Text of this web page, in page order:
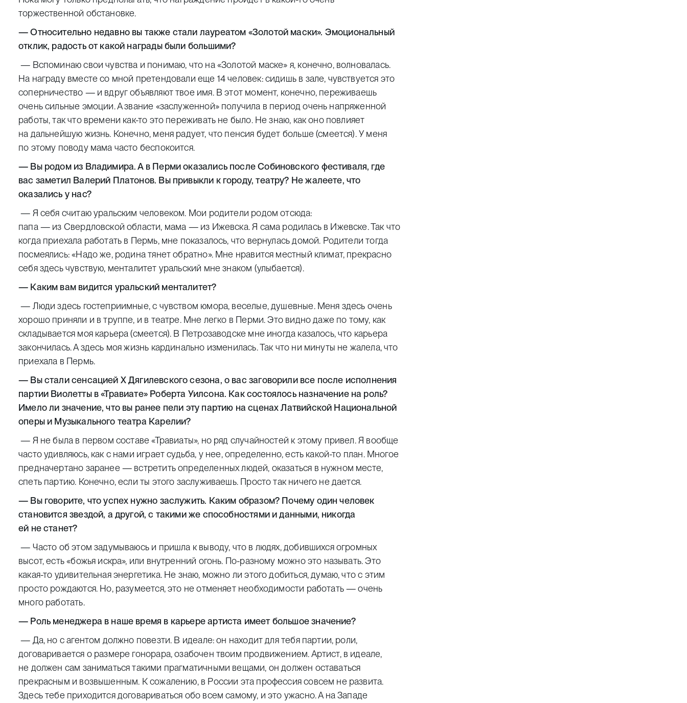
торжественной обстановке.
— Относительно недавно вы также стали лауреатом «Золотой маски». Эмоциональный
отклик, радость от какой награды были большими?
— Вспоминаю свои чувства и понимаю, что на «Золотой маске» я, конечно, волновалась.
На награду вместе со мной претендовали еще 14 человек: сидишь в зале, чувствуется это
соперничество — и вдруг объявляют твое имя. В этот момент, конечно, переживаешь
очень сильные эмоции. А звание «заслуженной» получила в период очень напряженной
работы, так что времени как-то это переживать не было. Не знаю, как оно повлияет
на дальнейшую жизнь. Конечно, меня радует, что пенсия будет больше (смеется). У меня
по этому поводу мама часто беспокоится.
— Вы родом из Владимира. А в Перми оказались после Собиновского фестиваля, где
вас заметил Валерий Платонов. Вы привыкли к городу, театру? Не жалеете, что
оказались у нас?
— Я себя считаю уральским человеком. Мои родители родом отсюда:
папа — из Свердловской области, мама — из Ижевска. Я сама родилась в Ижевске. Так что
когда приехала работать в Пермь, мне показалось, что вернулась домой. Родители тогда
посмеялись: «Надо же, родина тянет обратно». Мне нравится местный климат, прекрасно
себя здесь чувствую, менталитет уральский мне знаком (улыбается).
— Каким вам видится уральский менталитет?
— Люди здесь гостеприимные, с чувством юмора, веселые, душевные. Меня здесь очень
хорошо приняли и в труппе, и в театре. Мне легко в Перми. Это видно даже по тому, как
складывается моя карьера (смеется). В Петрозаводске мне иногда казалось, что карьера
закончилась. А здесь моя жизнь кардинально изменилась. Так что ни минуты не жалела, что
приехала в Пермь.
— Вы стали сенсацией X Дягилевского сезона, о вас заговорили все после исполнения
партии Виолетты в «Травиате» Роберта Уилсона. Как состоялось назначение на роль?
Имело ли значение, что вы ранее пели эту партию на сценах Латвийской Национальной
оперы и Музыкального театра Карелии?
— Я не была в первом составе «Травиаты», но ряд случайностей к этому привел. Я вообще
часто удивляюсь, как с нами играет судьба, у нее, определенно, есть какой-то план. Многое
предначертано заранее — встретить определенных людей, оказаться в нужном месте,
спеть партию. Конечно, если ты этого заслуживаешь. Просто так ничего не дается.
— Вы говорите, что успех нужно заслужить. Каким образом? Почему один человек
становится звездой, а другой, с такими же способностями и данными, никогда
ей не станет?
— Часто об этом задумываюсь и пришла к выводу, что в людях, добившихся огромных
высот, есть «божья искра», или внутренний огонь. По-разному можно это называть. Это
какая-то удивительная энергетика. Не знаю, можно ли этого добиться, думаю, что с этим
просто рождаются. Но, разумеется, это не отменяет необходимости работать — очень
много работать.
— Роль менеджера в наше время в карьере артиста имеет большое значение?
— Да, но с агентом должно повезти. В идеале: он находит для тебя партии, роли,
договаривается о размере гонорара, озабочен твоим продвижением. Артист, в идеале,
не должен сам заниматься такими прагматичными вещами, он должен оставаться
прекрасным и возвышенным. К сожалению, в России эта профессия совсем не развита.
Здесь тебе приходится договариваться обо всем самому, и это ужасно. А на Западе